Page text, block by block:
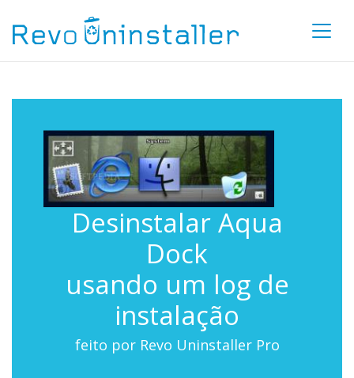
Desinstalar Aqua
Dock
usando um log de
instalação
feito por Revo Uninstaller Pro